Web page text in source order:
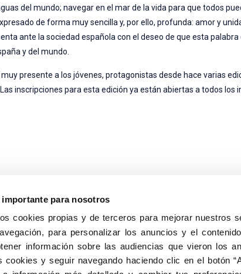
para nosotros
cookies propias y de terceros para mejorar nuestros
para personalizar los anuncios y el
información sobre las audiencias que vieron los
cookies y seguir navegando haciendo clic en el botón
del mundo; navegar en el mar de la vida para que todos
de forma muy sencilla y, por ello, profunda: amor y
ante la sociedad española con el deseo de que esta palabra
y del mundo.
presente a los jóvenes, protagonistas desde hace varias
inscripciones para esta edición ya están abiertas a todos los
C.P.: 28040, Madrid
Aviso